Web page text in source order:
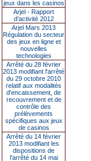
jeux dans les casinos
Arjel - Rapport
d'activité 2012
Arjel Mars 2013
Régulation du secteur
des jeux en ligne et
nouvelles
technologies
Arrêté du 28 février
2013 modifiant l'arrêté
du 29 octobre 2010
relatif aux modalités
d'encaissement, de
recouvrement et de
contrôle des
prélèvements
spécifiques aux jeux
de casinos
Arrêté du 14 février
2013 modifiant les
dispositions de
l'arrêté du 14 mai